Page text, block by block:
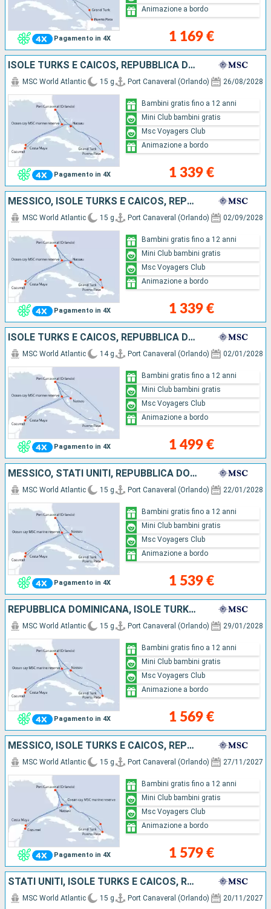
Pagamento in 4X 1 169 €
Animazione a bordo
ISOLE TURKS E CAICOS, REPUBBLICA DOMINICANA, BAHAMAS, MESSICO, STATI UNITI
Pagamento in 4X
MSC World Atlantic 15 g Port Canaveral (Orlando) 26/08/2028
1 339 €
Bambini gratis fino a 12 anni
Mini Club bambini gratis
Msc Voyagers Club
Animazione a bordo
MESSICO, ISOLE TURKS E CAICOS, REPUBBLICA DOMINICANA, BAHAMAS, STATI UNITI
Pagamento in 4X
MSC World Atlantic 15 g Port Canaveral (Orlando) 02/09/2028
1 339 €
Bambini gratis fino a 12 anni
Mini Club bambini gratis
Msc Voyagers Club
Animazione a bordo
ISOLE TURKS E CAICOS, REPUBBLICA DOMINICANA, BAHAMAS, MESSICO, STATI UNITI
Pagamento in 4X
MSC World Atlantic 14 g Port Canaveral (Orlando) 02/01/2028
1 499 €
Bambini gratis fino a 12 anni
Mini Club bambini gratis
Msc Voyagers Club
Animazione a bordo
MESSICO, STATI UNITI, REPUBBLICA DOMINICANA, ISOLE TURKS E CAICOS, BAHAMAS
Pagamento in 4X
MSC World Atlantic 15 g Port Canaveral (Orlando) 22/01/2028
1 539 €
Bambini gratis fino a 12 anni
Mini Club bambini gratis
Msc Voyagers Club
Animazione a bordo
REPUBBLICA DOMINICANA, ISOLE TURKS E CAICOS, STATI UNITI, BAHAMAS, MESSICO
Pagamento in 4X
MSC World Atlantic 15 g Port Canaveral (Orlando) 29/01/2028
1 569 €
Bambini gratis fino a 12 anni
Mini Club bambini gratis
Msc Voyagers Club
Animazione a bordo
MESSICO, ISOLE TURKS E CAICOS, REPUBBLICA DOMINICANA, BAHAMAS, STATI UNITI
Pagamento in 4X
MSC World Atlantic 15 g Port Canaveral (Orlando) 27/11/2027
1 579 €
Bambini gratis fino a 12 anni
Mini Club bambini gratis
Msc Voyagers Club
Animazione a bordo
STATI UNITI, ISOLE TURKS E CAICOS, REPUBBLICA DOMINICANA, BAHAMAS, MESSICO
MSC World Atlantic 15 g Port Canaveral (Orlando) 20/11/2027